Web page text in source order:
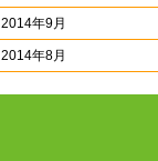
2014年9月
2014年8月